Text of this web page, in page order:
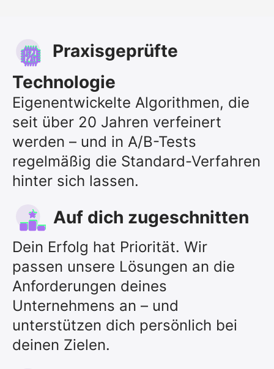
Praxisgeprüfte
Technologie
Eigenentwickelte Algorithmen, die
seit über 20 Jahren verfeinert
werden – und in A/B-Tests
regelmäßig die Standard-Verfahren
hinter sich lassen.
Auf dich zugeschnitten
Dein Erfolg hat Priorität. Wir
passen unsere Lösungen an die
Anforderungen deines
Unternehmens an – und
unterstützen dich persönlich bei
deinen Zielen.